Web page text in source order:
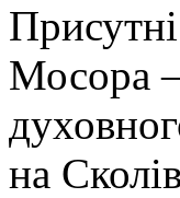
Мосора –
на